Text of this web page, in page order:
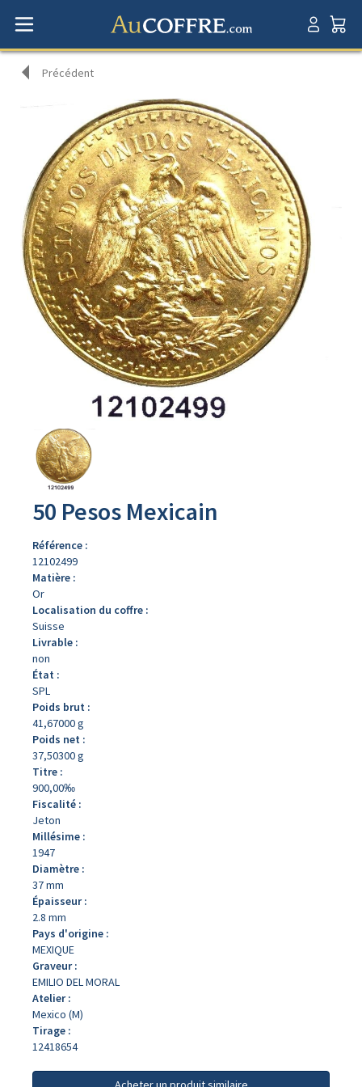
Précédent
produit
50 Pesos Mexicain
Référence :
12102499
Matière :
Or
Localisation du coffre :
Suisse
Livrable :
non
État :
SPL
Poids brut :
41,67000 g
Poids net :
37,50300 g
Titre :
900,00‰
Fiscalité :
Jeton
Millésime :
1947
Diamètre :
37 mm
Épaisseur :
2.8 mm
Pays d'origine :
MEXIQUE
Graveur :
EMILIO DEL MORAL
Atelier :
Mexico (M)
Tirage :
12418654